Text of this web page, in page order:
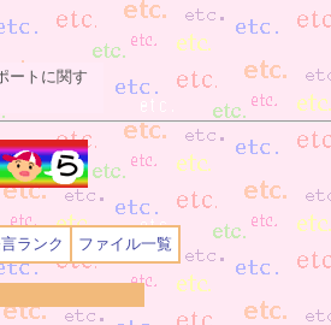
ートに関す
ランク ファイル一覧